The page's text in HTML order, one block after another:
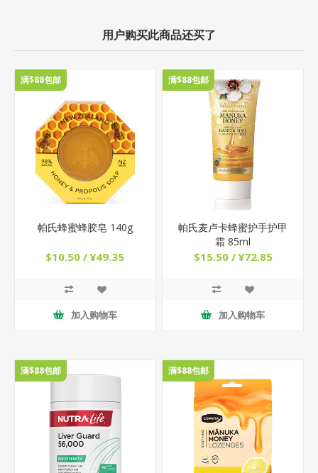
用户购买此商品还买了
满$88包邮
帕氏蜂蜜蜂胶皂 140g
$10.50 / ¥49.35
加入购物车
满$88包邮
帕氏麦卢卡蜂蜜护手护甲
霜 85ml
$15.50 / ¥72.85
加入购物车
满$88包邮 满$88包邮